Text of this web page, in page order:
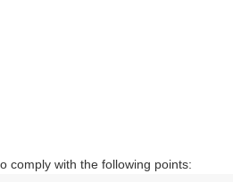
クラブ
comply with the following points: